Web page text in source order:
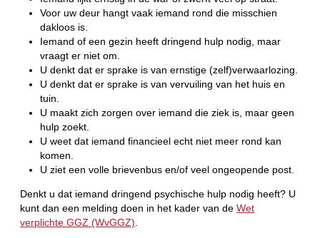
Voor uw deur hangt vaak iemand rond die misschien
dakloos is.
Iemand of een gezin heeft dringend hulp nodig, maar
vraagt er niet om.
U denkt dat er sprake is van ernstige (zelf)verwaarlozing.
U denkt dat er sprake is van vervuiling van het huis en
tuin.
U maakt zich zorgen over iemand die ziek is, maar geen
hulp zoekt.
U weet dat iemand financieel echt niet meer rond kan
komen.
U ziet een volle brievenbus en/of veel ongeopende post.
Denkt u dat iemand dringend psychische hulp nodig heeft? U
kunt dan een melding doen in het kader van deWet
verplichte GGZ (WvGGZ).